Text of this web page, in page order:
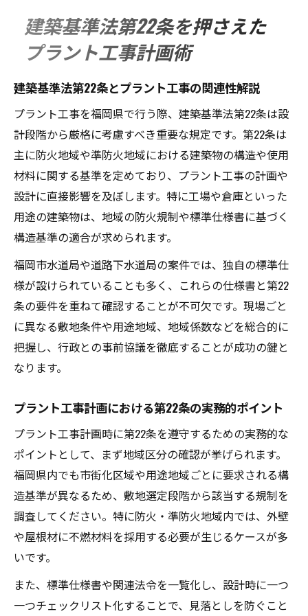
建築基準法第22条を押さえた
プラント工事計画術
建築基準法第22条とプラント工事の関連性解説
プラント工事を福岡県で行う際、建築基準法第22条は設
計段階から厳格に考慮すべき重要な規定です。第22条は
主に防火地域や準防火地域における建築物の構造や使用
材料に関する基準を定めており、プラント工事の計画や
設計に直接影響を及ぼします。特に工場や倉庫といった
用途の建築物は、地域の防火規制や標準仕様書に基づく
構造基準の適合が求められます。
福岡市水道局や道路下水道局の案件では、独自の標準仕
様が設けられていることも多く、これらの仕様書と第22
条の要件を重ねて確認することが不可欠です。現場ごと
に異なる敷地条件や用途地域、地域係数などを総合的に
把握し、行政との事前協議を徹底することが成功の鍵と
なります。
プラント工事計画における第22条の実務的ポイント
プラント工事計画時に第22条を遵守するための実務的な
ポイントとして、まず地域区分の確認が挙げられます。
福岡県内でも市街化区域や用途地域ごとに要求される構
造基準が異なるため、敷地選定段階から該当する規制を
調査してください。特に防火・準防火地域内では、外壁
や屋根材に不燃材料を採用する必要が生じるケースが多
いです。
また、標準仕様書や関連法令を一覧化し、設計時に一つ
一つチェックリスト化することで、見落としを防ぐこと